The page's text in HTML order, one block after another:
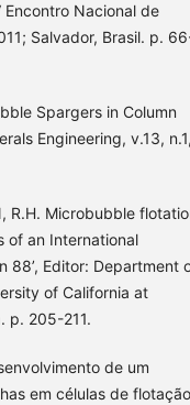
Encontro Nacional de
Salvador, Brasil. p.
Spargers in Column
Engineering, v.13, n.1,
R.H. Microbubble
of an International
88’, Editor: Department
of California at
p. 205-211.
de um
em células de